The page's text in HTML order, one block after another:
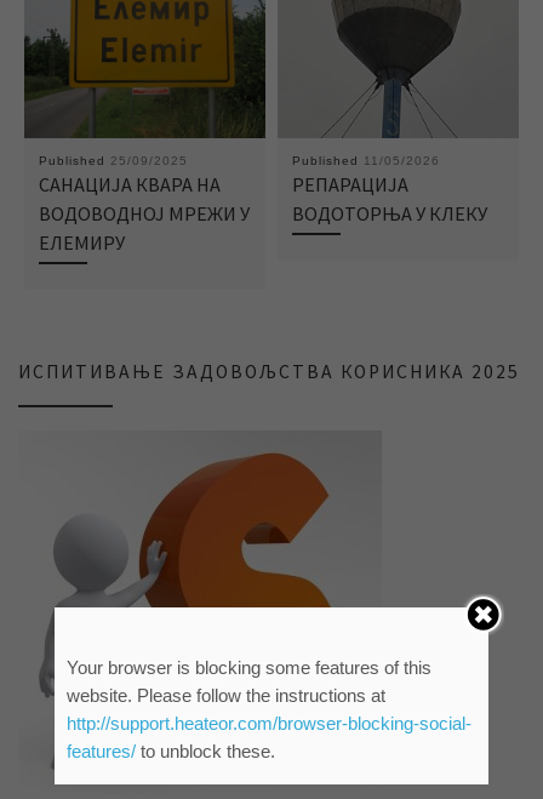
Published 25/09/2025
САНАЦИЈА КВАРА НА
ВОДОВОДНОЈ МРЕЖИ У
ЕЛЕМИРУ
Published 11/05/2026
РЕПАРАЦИЈА
ВОДОТОРЊА У КЛЕКУ
ИСПИТИВАЊЕ ЗАДОВОЉСТВА КОРИСНИКА 2025
Your browser is blocking some features of this
website. Please follow the instructions at
http://support.heateor.com/browser-blocking-social-
features/to unblock these.